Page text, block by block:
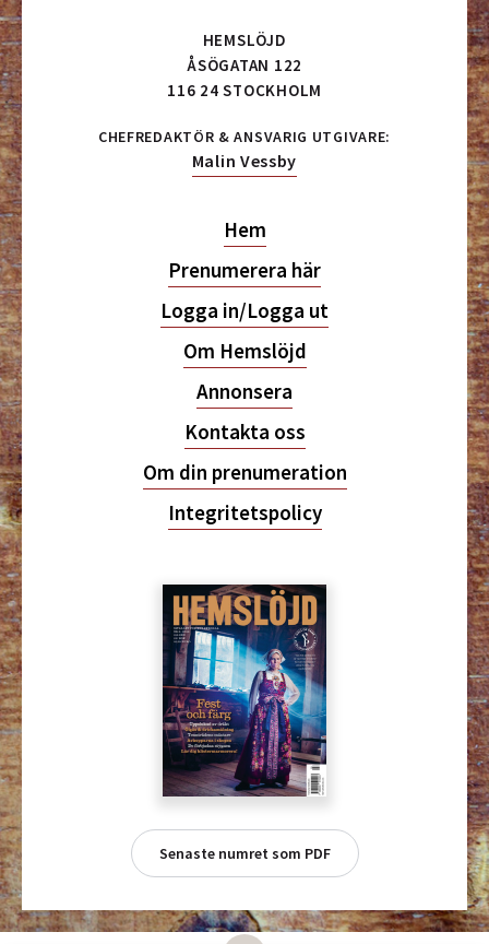
HEMSLÖJD
ÅSÖGATAN 122
116 24 STOCKHOLM
CHEFREDAKTÖR & ANSVARIG UTGIVARE:
Malin Vessby
Hem
Prenumerera här
Logga in/Logga ut
Om Hemslöjd
Annonsera
Kontakta oss
Om din prenumeration
Integritetspolicy
Senaste numret som PDF